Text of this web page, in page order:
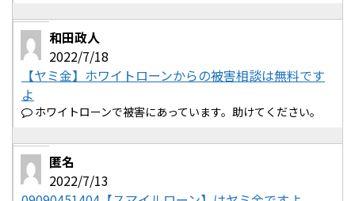
和田政人
2022/7/18
【ヤミ金】ホワイトローンからの被害相談は無料です
よ
ホワイトローンで被害にあっています。助けてください。
匿名
2022/7/13